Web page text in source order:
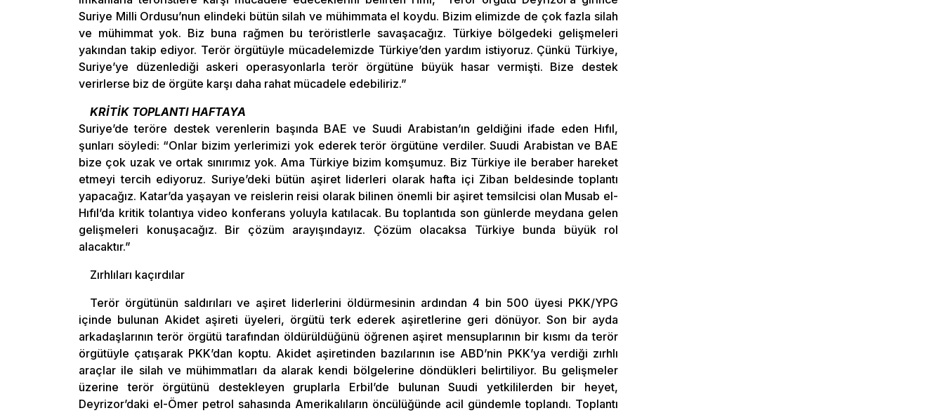
Suriye Milli Ordusu’nun elindeki bütün silah ve mühimmata el koydu. Bizim elimizde de çok fazla silah
ve mühimmat yok. Biz buna rağmen bu teröristlerle savaşacağız. Türkiye bölgedeki gelişmeleri
yakından takip ediyor. Terör örgütüyle mücadelemizde Türkiye’den yardım istiyoruz. Çünkü Türkiye,
Suriye’ye düzenlediği askeri operasyonlarla terör örgütüne büyük hasar vermişti. Bize destek
verirlerse biz de örgüte karşı daha rahat mücadele edebiliriz.”
KRİTİK TOPLANTI HAFTAYA
Suriye’de teröre destek verenlerin başında BAE ve Suudi Arabistan’ın geldiğini ifade eden Hıfıl,
şunları söyledi: “Onlar bizim yerlerimizi yok ederek terör örgütüne verdiler. Suudi Arabistan ve BAE
bize çok uzak ve ortak sınırımız yok. Ama Türkiye bizim komşumuz. Biz Türkiye ile beraber hareket
etmeyi tercih ediyoruz. Suriye’deki bütün aşiret liderleri olarak hafta içi Ziban beldesinde toplantı
yapacağız. Katar’da yaşayan ve reislerin reisi olarak bilinen önemli bir aşiret temsilcisi olan Musab el-
Hıfıl’da kritik tolantıya video konferans yoluyla katılacak. Bu toplantıda son günlerde meydana gelen
gelişmeleri konuşacağız. Bir çözüm arayışındayız. Çözüm olacaksa Türkiye bunda büyük rol
alacaktır.”
Zırhlıları kaçırdılar
Terör örgütünün saldırıları ve aşiret liderlerini öldürmesinin ardından 4 bin 500 üyesi PKK/YPG
içinde bulunan Akidet aşireti üyeleri, örgütü terk ederek aşiretlerine geri dönüyor. Son bir ayda
arkadaşlarının terör örgütü tarafından öldürüldüğünü öğrenen aşiret mensuplarının bir kısmı da terör
örgütüyle çatışarak PKK’dan koptu. Akidet aşiretinden bazılarının ise ABD’nin PKK’ya verdiği zırhlı
araçlar ile silah ve mühimmatları da alarak kendi bölgelerine döndükleri belirtiliyor. Bu gelişmeler
üzerine terör örgütünü destekleyen gruplarla Erbil’de bulunan Suudi yetkililerden bir heyet,
Deyrizor’daki el-Ömer petrol sahasında Amerikalıların öncülüğünde acil gündemle toplandı. Toplantı